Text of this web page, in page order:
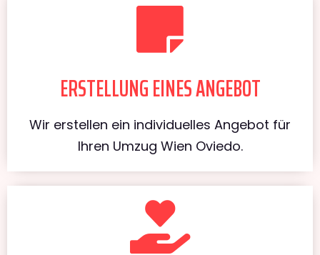
ERSTELLUNG EINES ANGEBOT
Wir erstellen ein individuelles Angebot für
Ihren Umzug Wien Oviedo.